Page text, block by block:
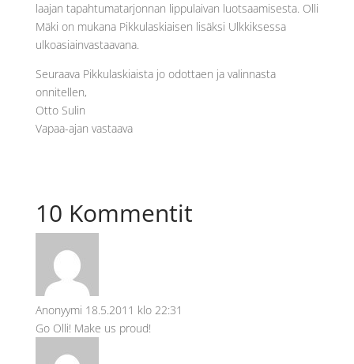
laajan tapahtumatarjonnan lippulaivan luotsaamisesta. Olli
Mäki on mukana Pikkulaskiaisen lisäksi Ulkkiksessa
ulkoasiainvastaavana.
Seuraava Pikkulaskiaista jo odottaen ja valinnasta
onnitellen,
Otto Sulin
Vapaa-ajan vastaava
10 Kommentit
Anonyymi 18.5.2011 klo 22:31
Go Olli! Make us proud!